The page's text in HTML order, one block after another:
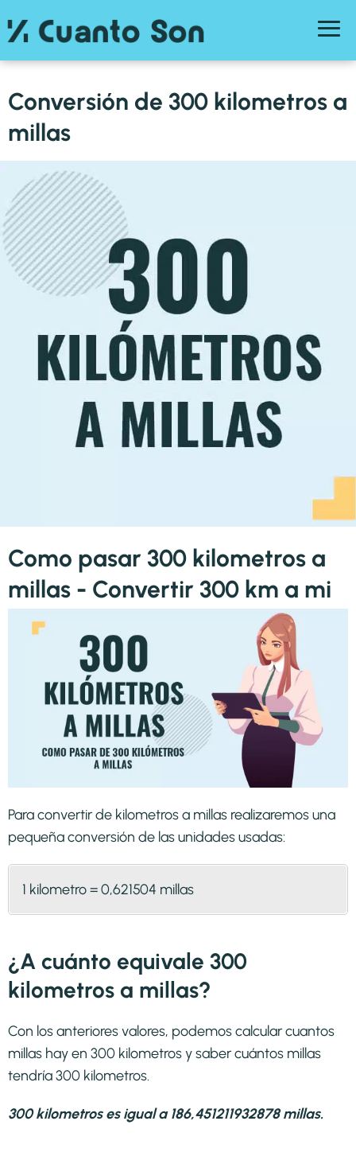
Conversión de 300 kilometros a
millas
Como pasar 300 kilometros a
millas - Convertir 300 km a mi
Para convertir de kilometros a millas realizaremos una
pequeña conversión de las unidades usadas:
1 kilometro = 0,621504 millas
¿A cuánto equivale 300
kilometros a millas?
Con los anteriores valores, podemos calcular cuantos
millas hay en 300 kilometros y saber cuántos millas
tendría 300 kilometros.
300 kilometros es igual a 186,451211932878 millas.